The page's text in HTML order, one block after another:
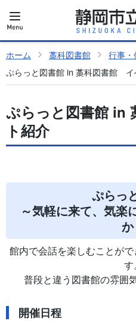
ホーム 藁科図書館
行事・
ぷらっと図書館 in 藁科図書館 イ
ぷらっと図書館 in
ト紹介
ぷらっ
～気軽に来て、気楽
か
館内で会話を楽しむことが
す。
普段と違う図書館の雰囲
開催日程